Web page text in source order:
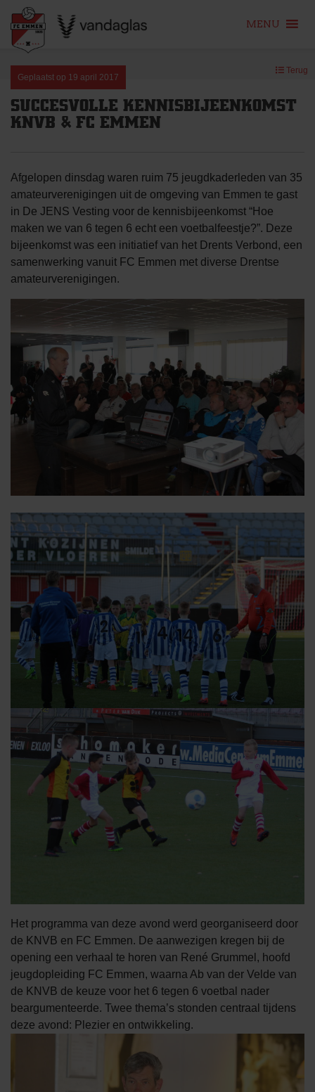
content
MENU
Geplaatst op 19 april 2017
Terug
SUCCESVOLLE KENNISBIJEENKOMST
KNVB & FC EMMEN
Afgelopen dinsdag waren ruim 75 jeugdkaderleden van 35
amateurverenigingen uit de omgeving van Emmen te gast
in De JENS Vesting voor de kennisbijeenkomst “Hoe
maken we van 6 tegen 6 echt een voetbalfeestje?”. Deze
bijeenkomst was een initiatief van het Drents Verbond, een
samenwerking vanuit FC Emmen met diverse Drentse
amateurverenigingen.
Het programma van deze avond werd georganiseerd door
de KNVB en FC Emmen. De aanwezigen kregen bij de
opening een verhaal te horen van René Grummel, hoofd
jeugdopleiding FC Emmen, waarna Ab van der Velde van
de KNVB de keuze voor het 6 tegen 6 voetbal nader
beargumenteerde. Twee thema’s stonden centraal tijdens
deze avond: Plezier en ontwikkeling.